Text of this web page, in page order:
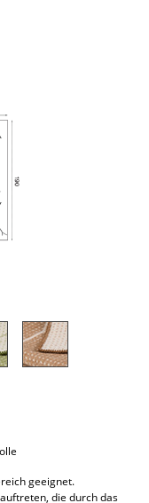
geeignet.
die durch das